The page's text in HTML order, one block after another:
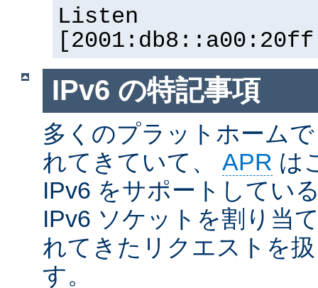
Listen
IPv6 の特記事項
多くのプラットホーム
れてきていて、 APR は
IPv6 をサポートしてい
IPv6 ソケットを割り当
れてきたリクエストを
す。